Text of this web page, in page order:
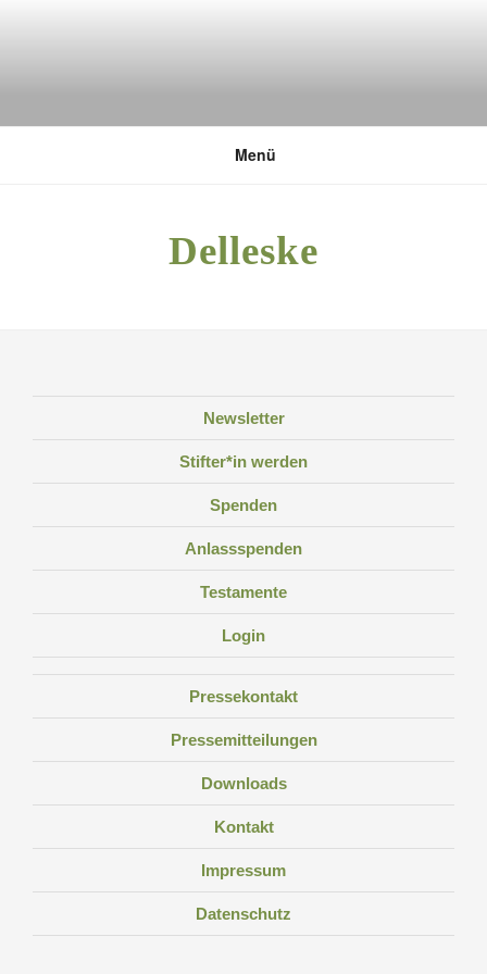
DEUTSCHE UMWELTSTIFTUNG
Menü
Delleske
Newsletter
Stifter*in werden
Spenden
Anlassspenden
Testamente
Login
Pressekontakt
Pressemitteilungen
Downloads
Kontakt
Impressum
Datenschutz